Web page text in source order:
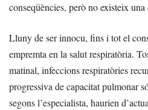
conseqüències, però no existeix
Lluny de ser innocu, fins i tot el
empremta en la salut respiratòria.
matinal, infeccions respiratòries
progressiva de capacitat pulmonar
segons l’especialista, haurien